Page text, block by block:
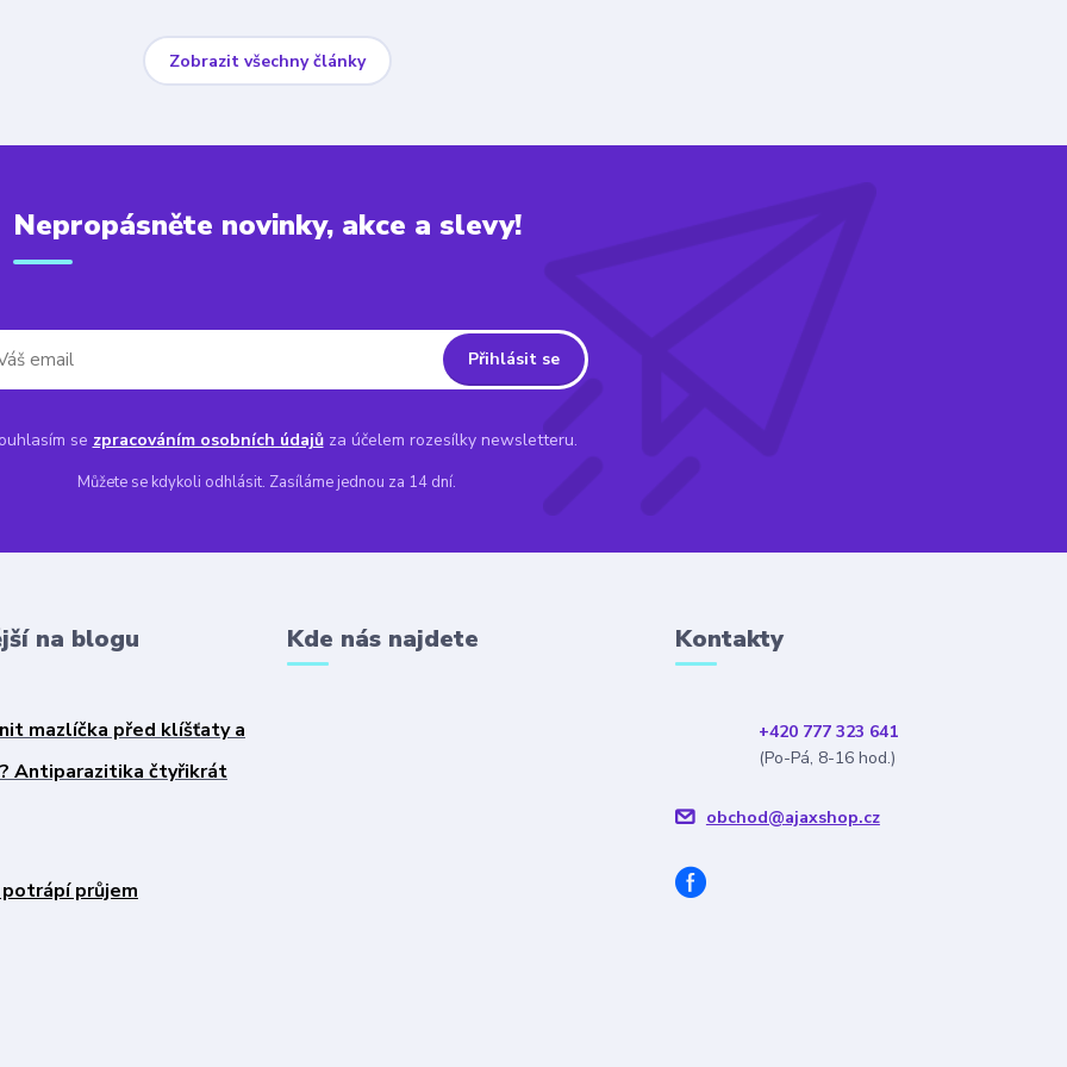
Zobrazit všechny články
Nepropásněte novinky, akce a slevy!
Přihlásit se
se zpracováním osobních údajůza účelem rozesílky newsletteru.
Můžete se kdykoli odhlásit. Zasíláme jednou za 14 dní.
na blogu
mazlíčka před klíšťaty a
Antiparazitika čtyřikrát
potrápí průjem
Kde nás najdete Kontakty
+420 777 323 641
(Po-Pá, 8-16 hod.)
obchod@ajaxshop.cz